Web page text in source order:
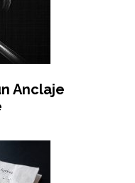
Anclaje